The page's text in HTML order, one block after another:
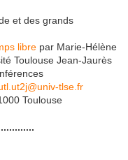
et des grands
libre par Marie-Hélène
Toulouse Jean-Jaurès
tlse.fr
Toulouse